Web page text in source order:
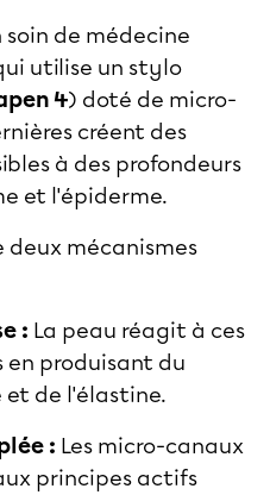
de médecine
utilise un stylo
4) doté de micro-
créent des
à des profondeurs
et l'épiderme.
deux mécanismes
: La peau réagit à ces
produisant du
et de l'élastine.
: Les micro-canaux
principes actifs